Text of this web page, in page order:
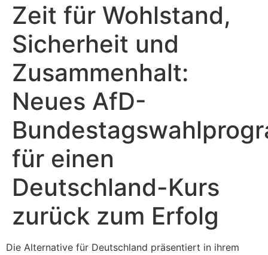
Zeit für Wohlstand,
Sicherheit und
Zusammenhalt:
Neues AfD-
für einen
Deutschland-Kurs
zurück zum Erfolg
Die Alternative für Deutschland präsentiert in ihrem